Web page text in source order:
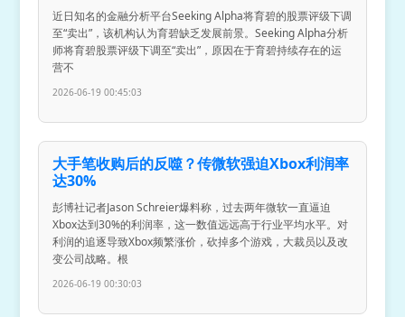
近日知名的金融分析平台Seeking Alpha将育碧的股票评级下调
至“卖出”，该机构认为育碧缺乏发展前景。Seeking Alpha分析
师将育碧股票评级下调至“卖出”，原因在于育碧持续存在的运
营不
2026-06-19 00:45:03
大手笔收购后的反噬？传微软强迫Xbox利润率
达30%
彭博社记者Jason Schreier爆料称，过去两年微软一直逼迫
Xbox达到30%的利润率，这一数值远远高于行业平均水平。对
利润的追逐导致Xbox频繁涨价，砍掉多个游戏，大裁员以及改
变公司战略。根
2026-06-19 00:30:03